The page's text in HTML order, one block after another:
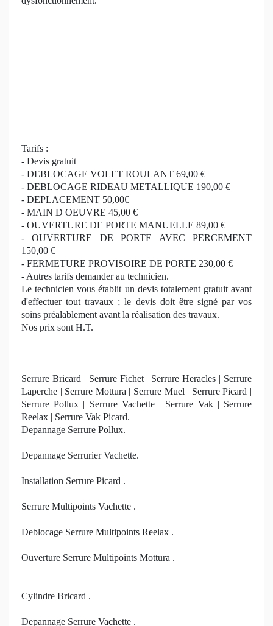
Tarifs :
- Devis gratuit
- DEBLOCAGE VOLET ROULANT 69,00 €
- DEBLOCAGE RIDEAU METALLIQUE 190,00 €
- DEPLACEMENT 50,00€
- MAIN D OEUVRE 45,00 €
- OUVERTURE DE PORTE MANUELLE 89,00 €
- OUVERTURE DE PORTE AVEC PERCEMENT
150,00 €
- FERMETURE PROVISOIRE DE PORTE 230,00 €
- Autres tarifs demander au technicien.
Le technicien vous établit un devis totalement gratuit avant
d'effectuer tout travaux ; le devis doit être signé par vos
soins préalablement avant la réalisation des travaux.
Nos prix sont H.T.
Serrure Bricard | Serrure Fichet | Serrure Heracles | Serrure
Laperche | Serrure Mottura | Serrure Muel | Serrure Picard |
Serrure Pollux | Serrure Vachette | Serrure Vak | Serrure
Reelax | Serrure Vak Picard.
Depannage Serrure Pollux.
Depannage Serrurier Vachette.
Installation Serrure Picard .
Serrure Multipoints Vachette .
Deblocage Serrure Multipoints Reelax .
Ouverture Serrure Multipoints Mottura .
Cylindre Bricard .
Depannage Serrure Vachette .